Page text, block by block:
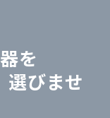
を
選びませ